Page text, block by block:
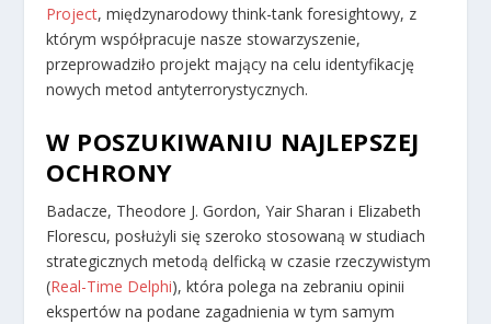
Project, międzynarodowy think-tank foresightowy, z
którym współpracuje nasze stowarzyszenie,
przeprowadziło projekt mający na celu identyfikację
nowych metod antyterrorystycznych.
W POSZUKIWANIU NAJLEPSZEJ
OCHRONY
Badacze, Theodore J. Gordon, Yair Sharan i Elizabeth
Florescu, posłużyli się szeroko stosowaną w studiach
strategicznych metodą delficką w czasie rzeczywistym
(Real-Time Delphi), która polega na zebraniu opinii
ekspertów na podane zagadnienia w tym samym